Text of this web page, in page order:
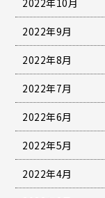
2022年10月
2022年9月
2022年8月
2022年7月
2022年6月
2022年5月
2022年4月